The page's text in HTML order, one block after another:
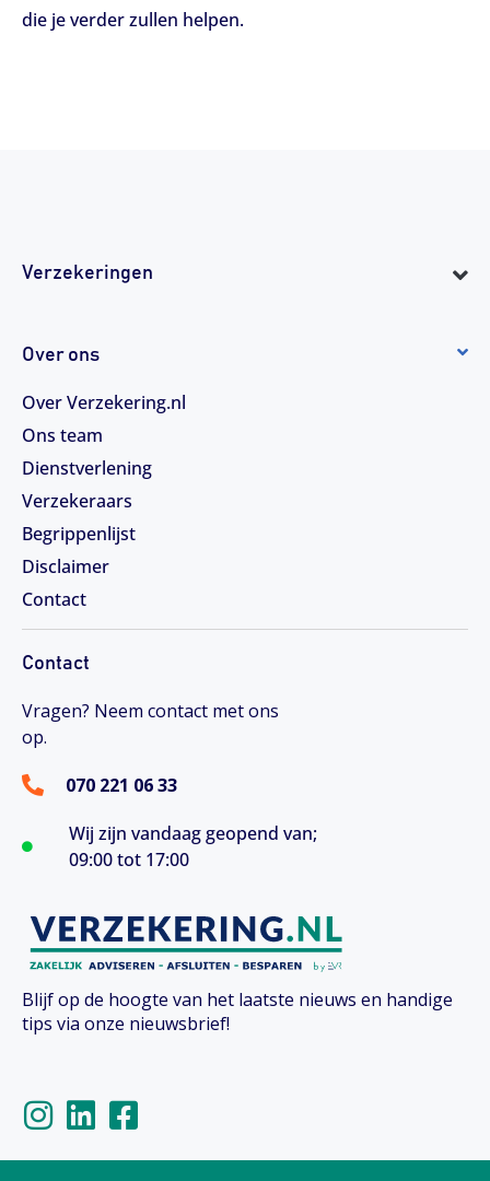
die je verder zullen helpen.
Verzekeringen
Over ons
Over Verzekering.nl
Ons team
Dienstverlening
Verzekeraars
Begrippenlijst
Disclaimer
Contact
Contact
Vragen? Neem contact met ons
op.
070 221 06 33
Wij zijn vandaag geopend van;
09:00 tot 17:00
Blijf op de hoogte van het laatste nieuws en handige
tips via onze nieuwsbrief!
n
s
i
n
a
c